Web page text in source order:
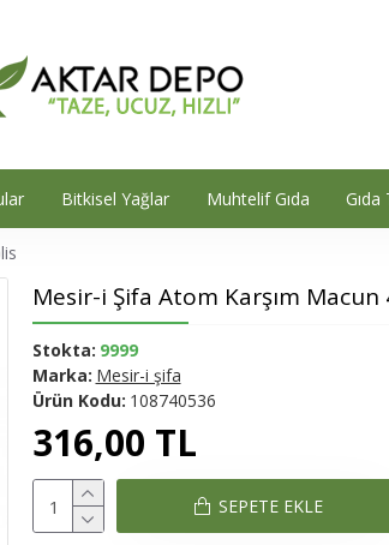
Bitkisel Yağlar Muhtelif Gıda
Mesir-i Şifa Atom Karşım
316,00 TL
Stokta: 9999
Marka: Mesir-i şifa
Ürün Kodu: 108740536
SEPETE EKLE